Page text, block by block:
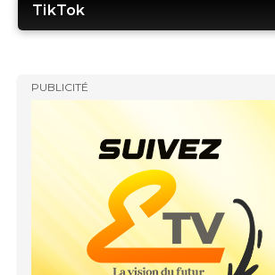
TikTok
PUBLICITÉ